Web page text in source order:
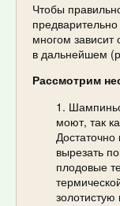
Чтобы
многом зависит
в дальнейшем
Рассмотрим
моют, так
Достаточно
вырезать
плодовые
золотистую